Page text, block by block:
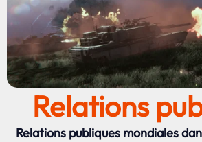
Relations
Relations publiques mondiales